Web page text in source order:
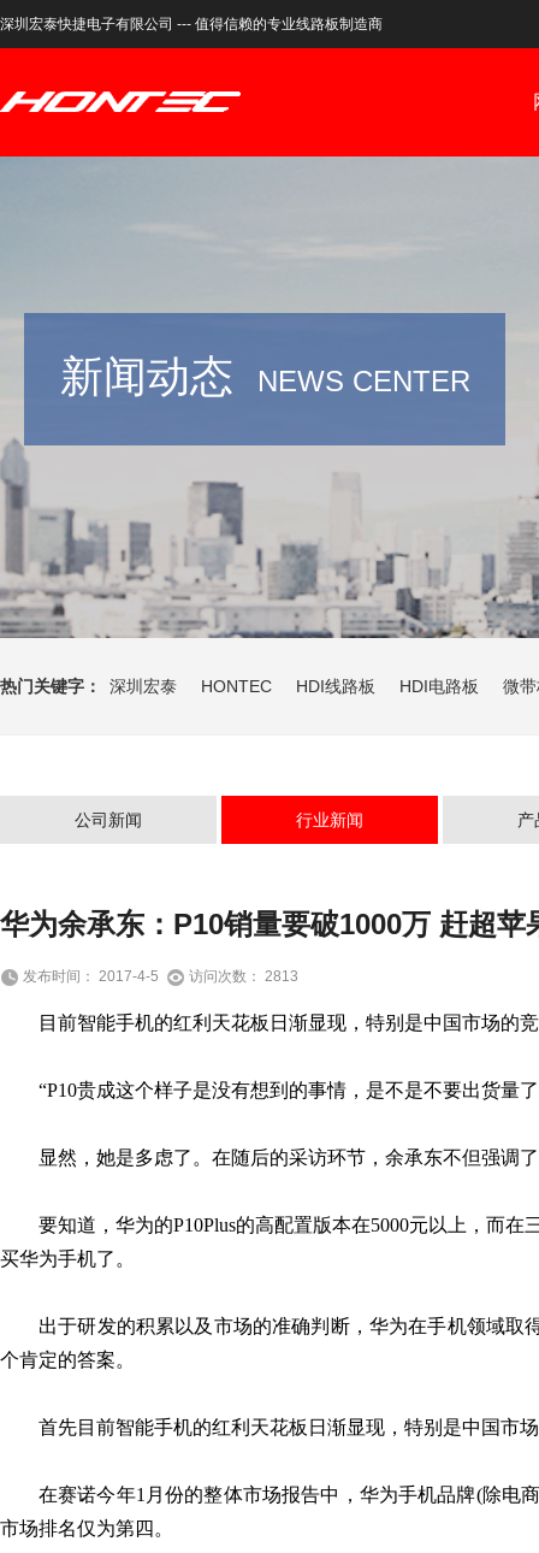
深圳宏泰快捷电子有限公司 --- 值得信赖的专业线路板制造商
新闻动态 NEWS CENTER
热门关键字： 深圳宏泰 HONTEC HDI线路板 HDI电路板 微
公司新闻 行业新闻 产
华为余承东：P10销量要破1000万 赶超苹
发布时间： 2017-4-5 访问次数： 2813
目前智能手机的红利天花板日渐显现，特别是中国市场的
“P10贵成这个样子是没有想到的事情，是不是不要出货量
显然，她是多虑了。在随后的采访环节，余承东不但强调
要知道，华为的P10Plus的高配置版本在5000元以上，而
买华为手机了。
出于研发的积累以及市场的准确判断，华为在手机领域取
个肯定的答案。
首先目前智能手机的红利天花板日渐显现，特别是中国市
在赛诺今年1月份的整体市场报告中，华为手机品牌(除电
市场排名仅为第四。